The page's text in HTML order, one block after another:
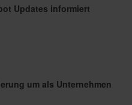
Updates informiert
um als Unternehmen